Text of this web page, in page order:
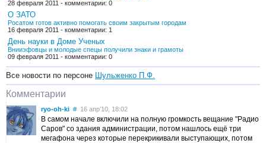
28 февраля 2011 - комментарии: 0
О ЗАТО
Росатом готов активно помогать своим закрытым городам
16 февраля 2011 - комментарии: 1
День науки в Доме Ученых
Внииэфовцы и молодые спецы получили знаки и грамоты
09 февраля 2011 - комментарии: 0
Все новости по персоне Шульженко П.Ф.
Комментарии
ryo-oh-ki # 16 апр’10, 18:02
В самом начале включили на полную громкость вещание "Радио
Саров" со здания администрации, потом нашлось ещё три
мегафона через которые перекрикивали выступающих, потом